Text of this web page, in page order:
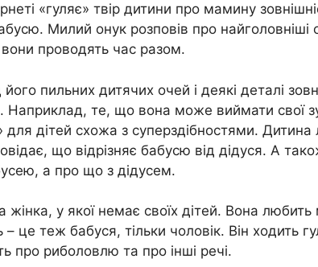
«гуляє» твір дитини про мамину
Милий онук розповів про найголовніші
проводять час разом.
пильних дитячих очей і деякі деталі
Наприклад, те, що вона може виймати свої
дітей схожа з суперздібностями. Дитина
що відрізняє бабусю від дідуся. А
а про що з дідусем.
жінка, у якої немає своїх дітей. Вона любить
– це теж бабуся, тільки чоловік. Він ходить
про риболовлю та про інші речі.